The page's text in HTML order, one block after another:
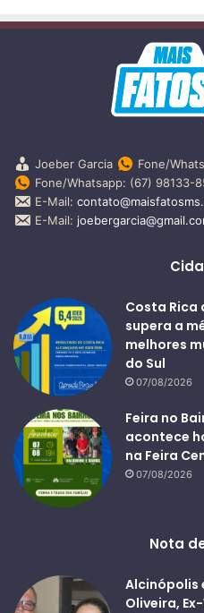
Joeber Garcia
Fone/
Fone/Whatsapp: (67) 98133-
E-Mail:
E-Mail:
Costa Rica
supera a
melhores
do Sul
07/08/2026
Feira no
acontece
na Feira
07/08/2026
Nota
Alcinópolis
Oliveira,